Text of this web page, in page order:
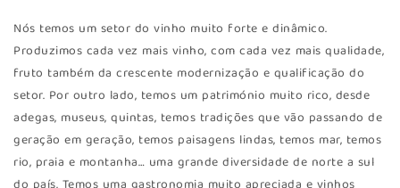
Nós temos um setor do vinho muito forte e dinâmico.
Produzimos cada vez mais vinho, com cada vez mais qualidade,
fruto também da crescente modernização e qualificação do
setor. Por outro lado, temos um património muito rico, desde
adegas, museus, quintas, temos tradições que vão passando de
geração em geração, temos paisagens lindas, temos mar, temos
rio, praia e montanha… uma grande diversidade de norte a sul